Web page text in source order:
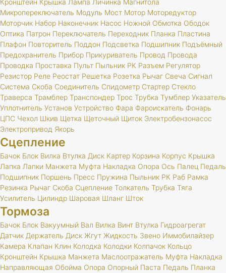
Кронштейн Крышка Лампа Личинка Магнитола
Микропереключатель Модуль Мост Мотор Моторедуктор
Моторчик Набор Наконечник Насос Ножной Обмотка Ободок
Оптика Патрон Переключатель Переходник Планка Пластина
Плафон Повторитель Поддон Подсветка Подшипник Подъёмный
Предохранитель Прибор Прикуриватель Провод Провода
Проводка Проставка Пульт Пыльник РК Разъем Регулятор
Резистор Реле Реостат Решетка Розетка Рычаг Свеча Сигнал
Система Скоба Соединитель Спидометр Стартер Стекло
Траверса Трамблер Транспондер Трос Трубка Тумблер Указатель
Уплотнитель Установ Устройство Фара Фароискатель Фонарь
ЦПС Чехол Шкив Щетка Щеточный Щиток Электробензонасос
Электропривод Якорь
Сцепление
Бачок Блок Вилка Втулка Диск Картер Корзина Корпус Крышка
Лапка Лапки Манжета Муфта Накладка Опора Ось Палец Педаль
Подшипник Поршень Пресс Пружина Пыльник РК Раб Рамка
Резинка Рычаг Скоба Сцепление Толкатель Трубка Тяга
Усилитель Цилиндр Шаровая Шланг Шток
Тормоза
Бачок Блок Вакуумный Вал Вилка Винт Втулка Гидроагрегат
Датчик Держатель Диск Жгут Жидкость Звено Иммобилайзер
Камера Клапан Клин Колодка Колодки Колпачок Кольцо
Кронштейн Крышка Манжета Маслоотражатель Муфта Накладка
Направляющая Обойма Опора Опорный Паста Педаль Планка